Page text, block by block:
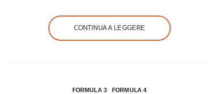
CONTINUA A LEGGERE
FORMULA 3 FORMULA 4